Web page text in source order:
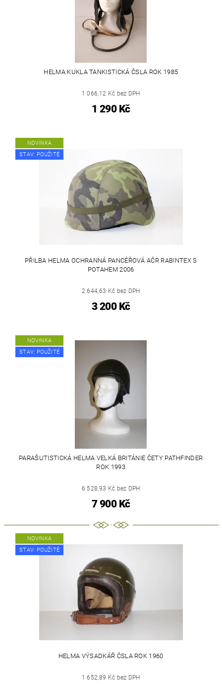
HELMA KUKLA TANKISTICKÁ ČSLA ROK 1985
1 066,12 Kč bez DPH
1 290 Kč
NOVINKA
STAV: POUŽITÉ
PŘILBA HELMA OCHRANNÁ PANCÉŘOVÁ AČR RABINTEX S
POTAHEM 2006
2 644,63 Kč bez DPH
3 200 Kč
NOVINKA
STAV: POUŽITÉ
PARAŠUTISTICKÁ HELMA VELKÁ BRITÁNIE ČETY PATHFINDER
ROK 1993
6 528,93 Kč bez DPH
7 900 Kč
NOVINKA
STAV: POUŽITÉ
HELMA VÝSADKÁŘ ČSLA ROK 1960
1 652,89 Kč bez DPH